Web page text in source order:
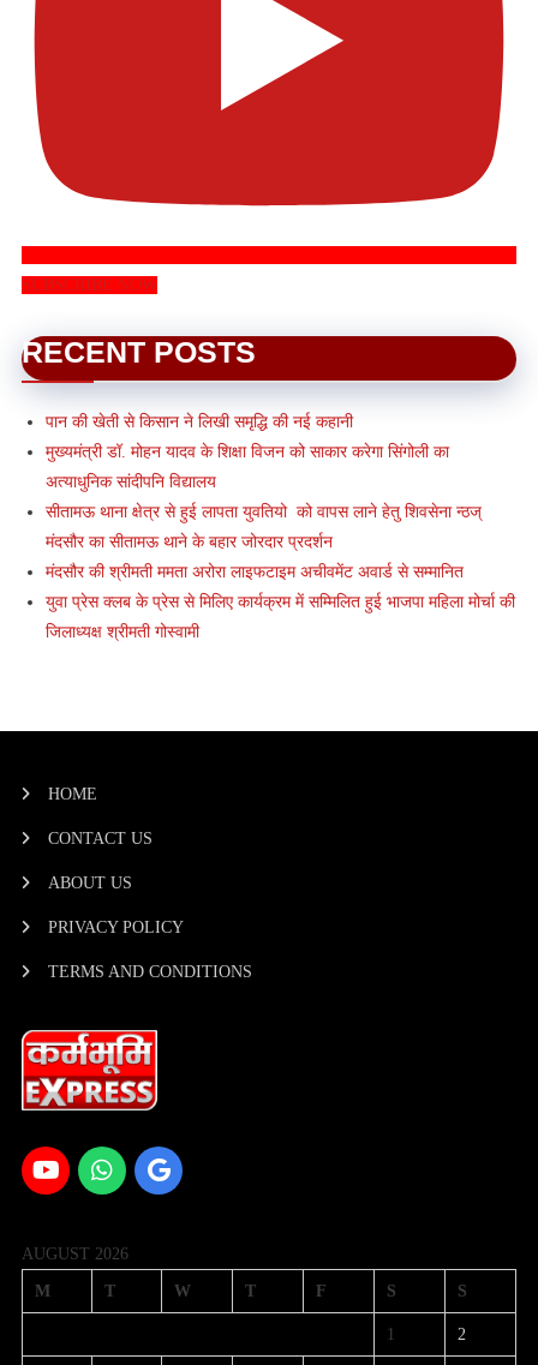
SUBSCRIBE NOW
RECENT POSTS
पान की खेती से किसान ने लिखी समृद्धि की नई कहानी
मुख्यमंत्री डॉ. मोहन यादव के शिक्षा विजन को साकार करेगा सिंगोली का
अत्याधुनिक सांदीपनि विद्यालय
सीतामऊ थाना क्षेत्र से हुई लापता युवतियो को वापस लाने हेतु शिवसेना न्ठज्
मंदसौर का सीतामऊ थाने के बहार जोरदार प्रदर्शन
मंदसौर की श्रीमती ममता अरोरा लाइफटाइम अचीवमेंट अवार्ड से सम्मानित
युवा प्रेस क्लब के प्रेस से मिलिए कार्यक्रम में सम्मिलित हुई भाजपा महिला मोर्चा की
जिलाध्यक्ष श्रीमती गोस्वामी
HOME
CONTACT US
ABOUT US
PRIVACY POLICY
TERMS AND CONDITIONS
AUGUST 2026
M T W T F S S
1 2